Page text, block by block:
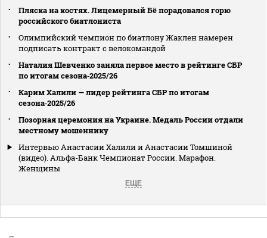
Пляска на костях. Лицемерный Бё порадовался горю
российского биатлониста
Олимпийский чемпион по биатлону Жаклен намерен
подписать контракт с велокомандой
Наталия Шевченко заняла первое место в рейтинге СБР
по итогам сезона‑2025/26
Карим Халили — лидер рейтинга СБР по итогам
сезона‑2025/26
Позорная церемония на Украине. Медаль России отдали
местному мошеннику
Интервью Анастасии Халили и Анастасии Томшиной
(видео). Альфа-Банк Чемпионат России. Марафон.
Женщины
ЕЩЕ